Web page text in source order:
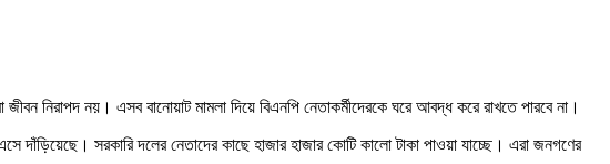
নিরাপদ নয়। এসব বানোয়াট মামলা দিয়ে বিএনপি নেতাকর্মীদেরকে ঘরে আবদ্ধ করে রাখতে পারবে না।
দাঁড়িয়েছে। সরকারি দলের নেতাদের কাছে হাজার হাজার কোটি কালো টাকা পাওয়া যাচ্ছে। এরা জনগণের